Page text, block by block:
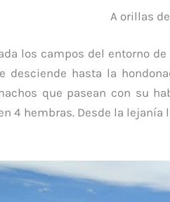
A orillas
los campos del entorno
desciende hasta la
que pasean con su
4 hembras. Desde la